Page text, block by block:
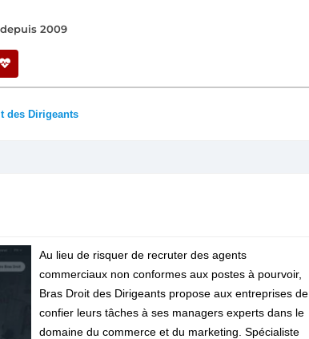
2009
des Dirigeants
Au lieu de risquer de recruter des agents
commerciaux non conformes aux postes à pourvoir,
Bras Droit des Dirigeants propose aux entreprises de
confier leurs tâches à ses managers experts dans le
domaine du commerce et du marketing. Spécialiste